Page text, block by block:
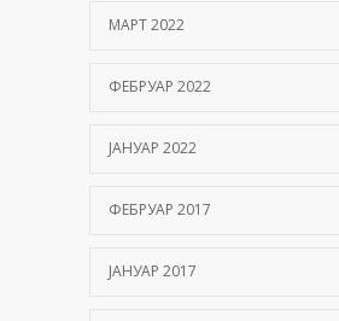
МАРТ 2022
ФЕБРУАР 2022
ЈАНУАР 2022
ФЕБРУАР 2017
ЈАНУАР 2017